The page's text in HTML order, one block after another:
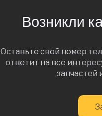
Возникли
Оставьте свой номер
ответит на все
запчастей